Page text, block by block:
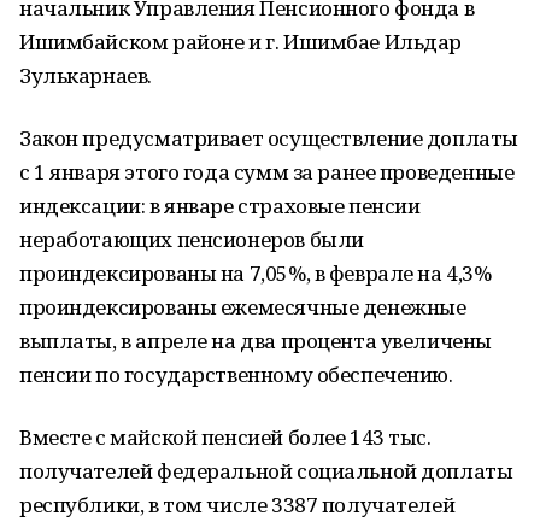
начальник Управления Пенсионного фонда в
Ишимбайском районе и г. Ишимбае Ильдар
Зулькарнаев.
Закон предусматривает осуществление доплаты
с 1 января этого года сумм за ранее проведенные
индексации: в январе страховые пенсии
неработающих пенсионеров были
проиндексированы на 7,05%, в феврале на 4,3%
проиндексированы ежемесячные денежные
выплаты, в апреле на два процента увеличены
пенсии по государственному обеспечению.
Вместе с майской пенсией более 143 тыс.
получателей федеральной социальной доплаты
республики, в том числе 3387 получателей